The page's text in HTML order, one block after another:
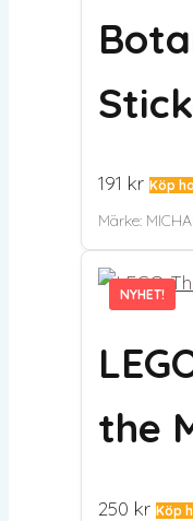
191 kr Köp
Märke:
NYHET!
NYHET!
the
250 kr Köp